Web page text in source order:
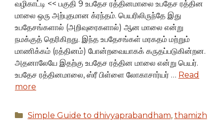
வழிகாட்டி << பகுதி 9 உபதேச ரத்தினமாலை உபதேச ரத்தின
மாலை ஒரு அற்புதமான க்ரந்தம். பெயரிலிருந்தே இது
உபதேசங்களால் (அறிவுரைகளால்) ஆன மாலை என்று
நமக்குத் தெரிகிறது. இந்த உபதேசங்கள் மரகதம் மற்றும்
மாணிக்கம் (ரத்தினம்) போன்றவையாகக் கருதப்படுகின்றன.
அதனாலேயே இதற்கு உபதேச ரத்தின மாலை என்று பெயர்.
உபதேச ரத்தினமாலை, ஸ்ரீ பிள்ளை லோகாசார்யர் … Read
more
Categories
Simple Guide to dhivyaprabandham, thamizh